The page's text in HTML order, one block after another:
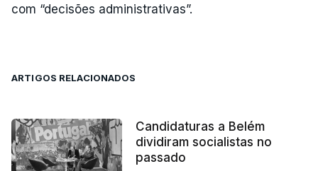
com “decisões administrativas”.
ARTIGOS RELACIONADOS
Candidaturas a Belém
dividiram socialistas no
passado